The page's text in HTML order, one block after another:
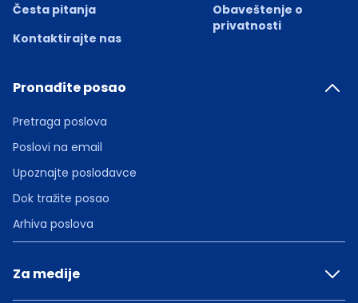
Česta pitanja
Kontaktirajte nas
Obaveštenje o
privatnosti
Pronađite posao
Pretraga poslova
Poslovi na email
Upoznajte poslodavce
Dok tražite posao
Arhiva poslova
Za medije